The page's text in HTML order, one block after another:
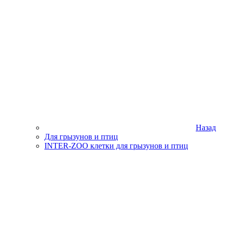
Назад
Для грызунов и птиц
INTER-ZOO клетки для грызунов и птиц